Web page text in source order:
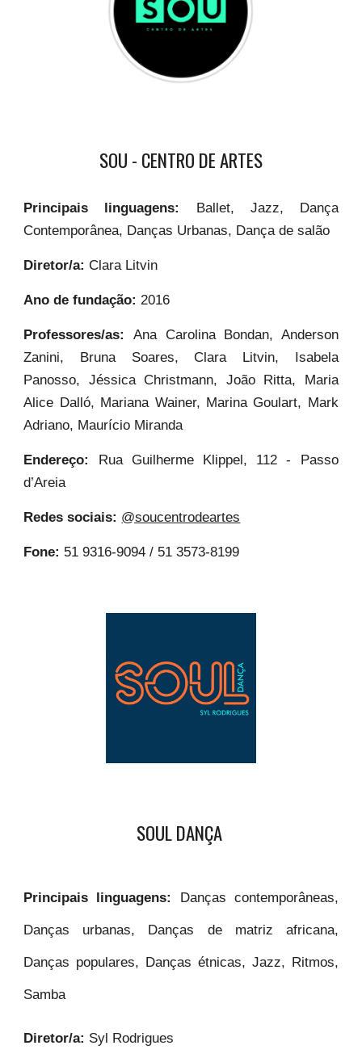
SOU - CENTRO DE ARTES
Principais linguagens: Ballet, Jazz, Dança
Contemporânea, Danças Urbanas, Dança de salão
Diretor/a:Clara Litvin
Ano de fundação: 2016
Professores/as: Ana Carolina Bondan, Anderson
Zanini, Bruna Soares, Clara Litvin, Isabela
Panosso, Jéssica Christmann, João Ritta, Maria
Alice Dalló, Mariana Wainer, Marina Goulart, Mark
Adriano, Maurício Miranda
Endereço: Rua Guilherme Klippel, 112 - Passo
d’Areia
Redes sociais: @soucentrodeartes
Fone: 51 9316-9094 / 51 3573-8199
SOUL DANÇA
Principais linguagens: Danças contemporâneas,
Danças urbanas, Danças de matriz africana,
Danças populares, Danças étnicas, Jazz, Ritmos,
Samba
Diretor/a: Syl Rodrigues